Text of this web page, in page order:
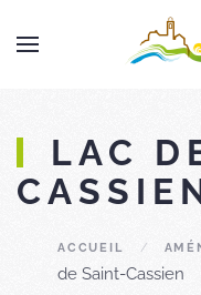
Skip to main content
LAC
ACCUEIL
de Saint-Cassien